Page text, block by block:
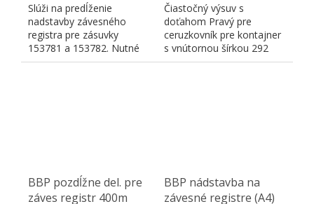
Slúži na predĺženie
nadstavby závesného
registra pre zásuvky
153781 a 153782. Nutné
použiť dva kusy predĺženia
Čiastočný výsuv s
doťahom Pravý pre
ceruzkovník pre kontajner
s vnútornou šírkou 292
alebo 392 mm. Určené
BBP pozdĺžne del. pre
záves registr 400m
BBP nádstavba na
závesné registre (A4)